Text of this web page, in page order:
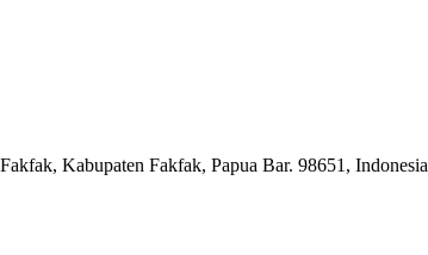
Kabupaten Fakfak, Papua Bar. 98651, Indonesia